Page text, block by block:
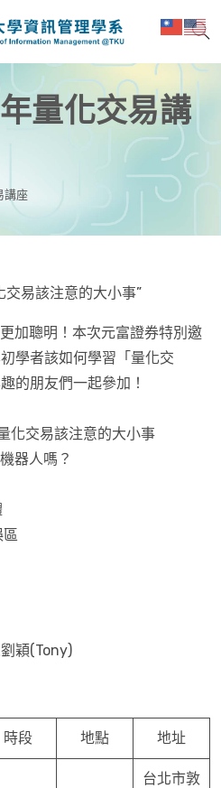
量化交易講
講座
交易該注意的大小事”
加聰明！本次元富證券特別邀
學者該如何學習「量化交
的朋友們一起參加！
化交易該注意的大小事
器人嗎？
穎(Tony)
時段 地點 地址
台北市敦